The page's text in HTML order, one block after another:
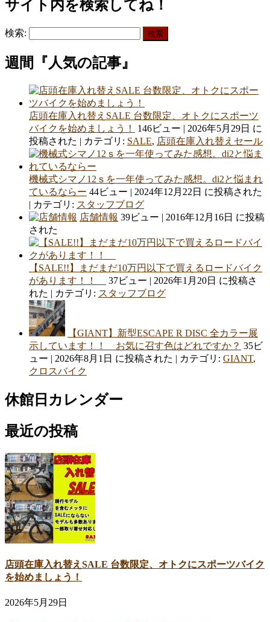
サイト内を検索してね！
検索:
週間『人気の記事』
店頭在庫入れ替えSALE 台数限定、オトクにスポーツ
バイクを始めましょう！
146ビュー | 2026年5月29日 に
投稿された | カテゴリ: SALE, 店頭在庫入れ替えセール
機械式シマノ12ｓを一年使ってみた感想。di2と悩まれ
ているならー 44ビュー | 2024年12月22日 に投稿された
| カテゴリ: スタッフブログ
店舗情報 39ビュー | 2016年12月16日 に投稿
された
【SALE!!】まだまだ10万円以下で買えるロードバイク
があります！！
37ビュー | 2026年1月20日 に投稿さ
れた | カテゴリ: スタッフブログ
【GIANT】新型ESCAPE R DISC 全カラー展
示しています！！ お気に召す色はどれですか？ 35ビ
ュー | 2026年8月1日 に投稿された | カテゴリ: GIANT,
クロスバイク
休館日カレンダー
最近の投稿
店頭在庫入れ替えSALE 台数限定、オトクにスポーツバイク
を始めましょう！
2026年5月29日